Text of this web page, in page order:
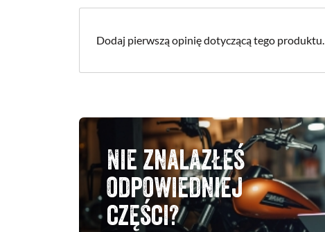
Dodaj pierwszą opinię dotyczącą tego produktu.
Nie znalazłeś
odpowiedniej
części?